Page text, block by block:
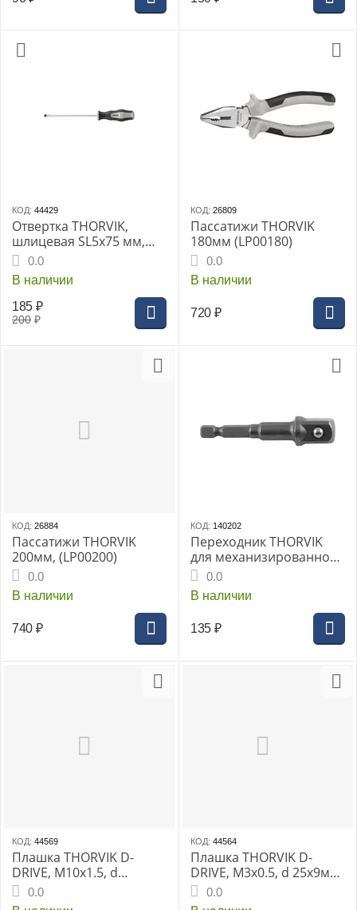
КОД: 44429
Отвертка THORVIK,
шлицевая SL5х75 мм,
(SDL5075)
0.0
В наличии
200 ₽
185 ₽
КОД: 26809
Пассатижи THORVIK
180мм (LP00180)
0.0
В наличии
720 ₽
КОД: 26884
Пассатижи THORVIK
200мм, (LP00200)
0.0
В наличии
740 ₽
КОД: 140202
Переходник THORVIK
для механизированного
инструмента HDR 1/4" X
SDR 1/2" (SH11A3)
0.0
В наличии
135 ₽
КОД: 44569
Плашка THORVIK D-
DRIVE, М10х1.5, d
25х9мм, с
направляющей в
0.0
КОД: 44564
Плашка THORVIK D-
DRIVE, М3х0.5, d 25х9мм,
с направляющей в
наборе, HSS, (MDG305)
0.0